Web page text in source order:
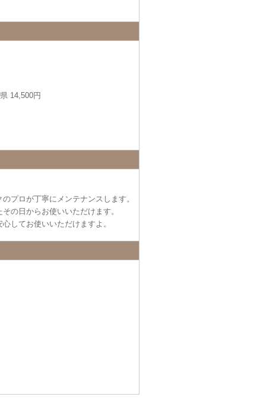
14,500円
プロが丁寧にメンテナンスします。
の日からお使いいただけます。
してお使いいただけますよ。